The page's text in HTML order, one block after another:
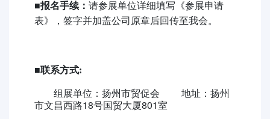
■报名手续： 请参展单位详细填写《参展申请
表》，签字并加盖公司原章后回传至我会。
■联系方式:
组展单位：扬州市贸促会 地址：扬州
市文昌西路18号国贸大厦801室